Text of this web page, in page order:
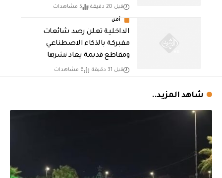
قبل 20 دقيقة 5 مشاهدات
أمن
الداخلية تعلن رصد شائعات
مفبركة بالذكاء الاصطناعي
ومقاطع قديمة يعاد نشرها
قبل 31 دقيقة 6 مشاهدات
شاهد المزيد..